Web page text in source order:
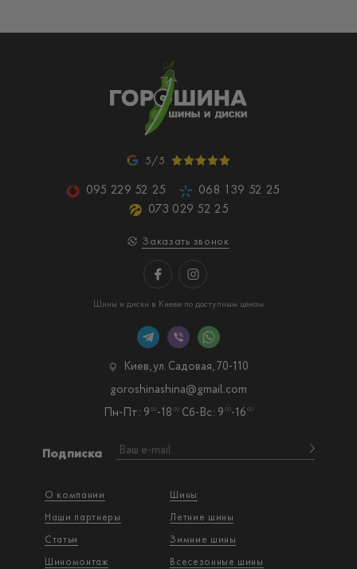
5/5
095 229 52 25
068 139 52 25
073 029 52 25
Заказать звонок
Шины и диски в Киеве по доступным ценам
О компании
Наши партнеры
Статьи
Шиномонтаж
Шины
Летние шины
Зимние шины
Всесезонные шины
Подписка
Киев, ул. Садовая, 70-110
Пн-Пт: 9 00-18 00 Сб-Вс: 9 00-16 00
goroshinashina@gmail.com